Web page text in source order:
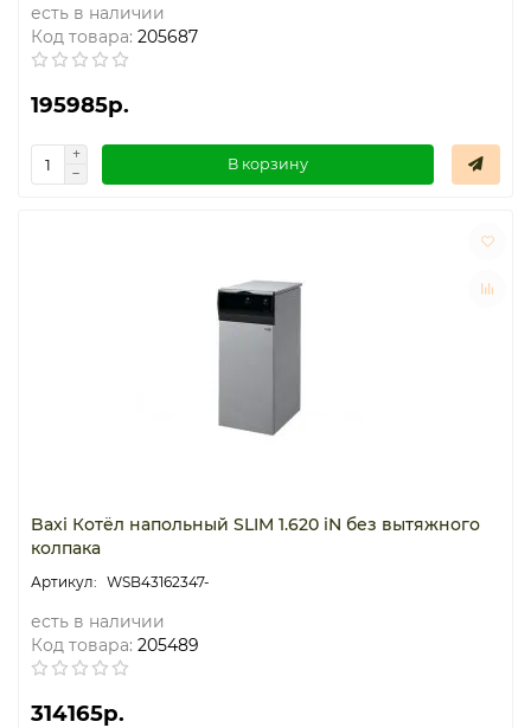
есть в наличии
Код товара: 205687
195985р.
В корзину
Baxi Котёл напольный SLIM 1.620 iN без вытяжного
колпака
WSB43162347-
есть в наличии
Код товара: 205489
314165р.